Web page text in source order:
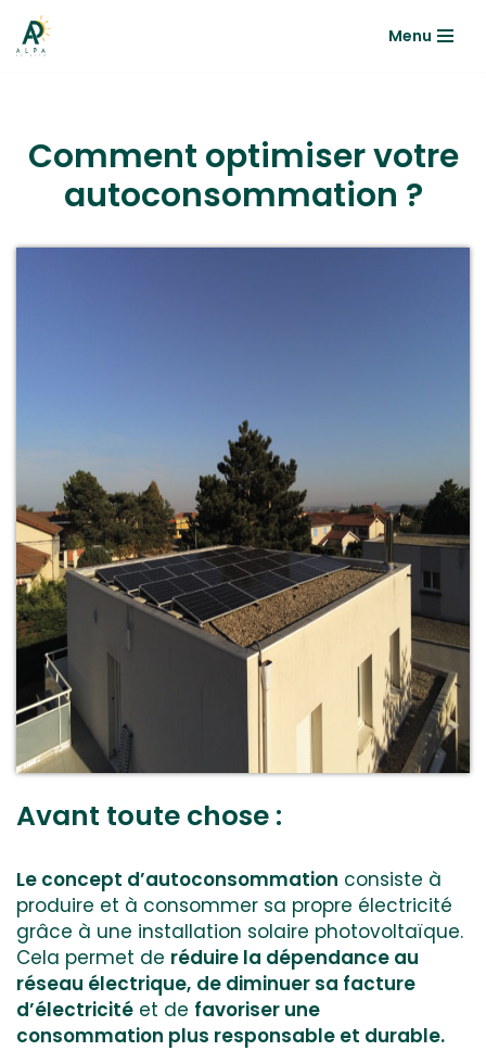
Aller
Menu
Comment optimiser votre
autoconsommation ?
Avant toute chose :
Le concept d’autoconsommation consiste à
produire et à consommer sa propre électricité
grâce à une installation solaire photovoltaïque.
Cela permet de réduire la dépendance au
réseau électrique, de diminuer sa facture
d’électricité et de favoriser une
consommation plus responsable et durable.